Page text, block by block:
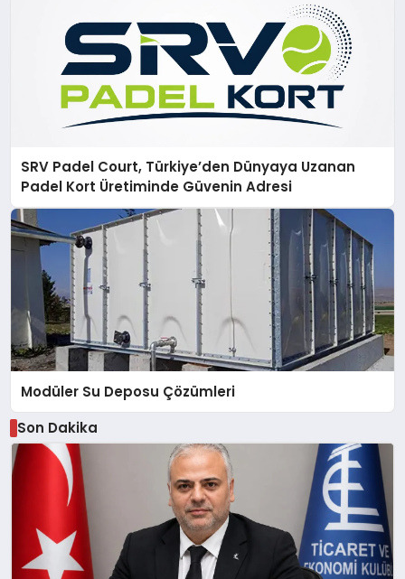
SRV Padel Court, Türkiye’den Dünyaya Uzanan
Padel Kort Üretiminde Güvenin Adresi
Modüler Su Deposu Çözümleri
Son Dakika